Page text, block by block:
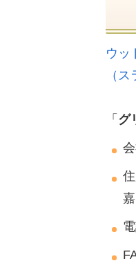
ウッ
（
「 グ